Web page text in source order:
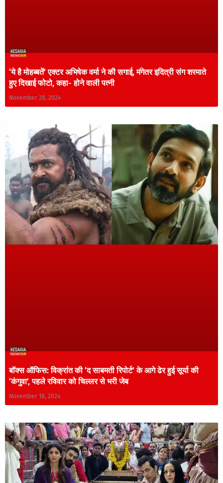
‘ये है मोहब्बतें’ एक्टर अभिषेक वर्मा ने की सगाई, मंगेतर इदित्री संग शरमाते
हुए दिखाई फोटो, कहा- होने वाली पत्नी
November 28, 2024
बॉक्स ऑफिस: विक्रांत की ‘द साबमती रिपोर्ट’ के आगे ढेर हुई सूर्या की
‘कंगुवा’, पहले रविवार को चिल्लर से भरी जेब
November 18, 2024